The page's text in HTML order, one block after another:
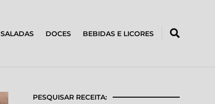
SALADAS DOCES BEBIDAS E LICORES
PESQUISAR RECEITA: